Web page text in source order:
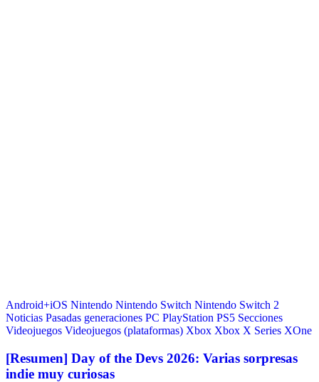
Android+iOS Nintendo Nintendo Switch Nintendo Switch 2
Noticias Pasadas generaciones PC PlayStation PS5 Secciones
Videojuegos Videojuegos (plataformas) Xbox Xbox X Series XOne
[Resumen] Day of the Devs 2026: Varias sorpresas
indie muy curiosas